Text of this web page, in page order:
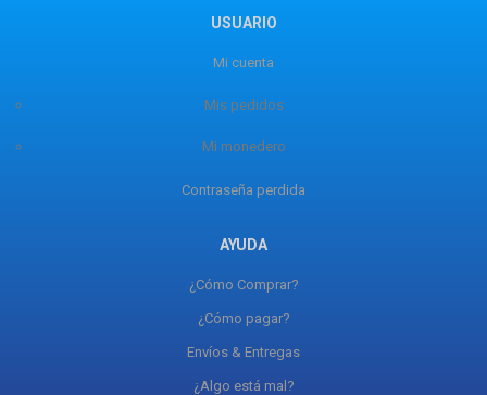
USUARIO
Mi cuenta
Mis pedidos
Mi monedero
Contraseña perdida
AYUDA
¿Cómo Comprar?
¿Cómo pagar?
Envíos & Entregas
¿Algo está mal?